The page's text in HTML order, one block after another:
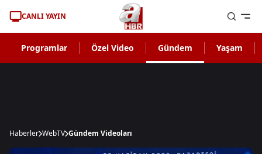
CANLI YAYIN
Programlar Özel Video Gündem Yaşam
Haberler WebTV Gündem Videoları